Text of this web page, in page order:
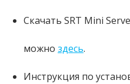
Скачать SRT Mini
можно здесь.
Инструкция по